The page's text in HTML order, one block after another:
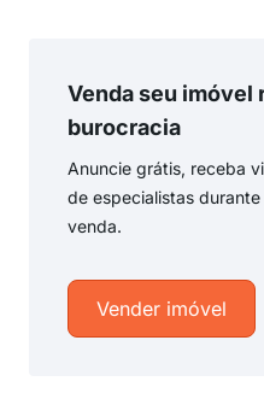
Venda seu imóvel
burocracia
Anuncie grátis, receba
de especialistas
venda.
Vender imóvel